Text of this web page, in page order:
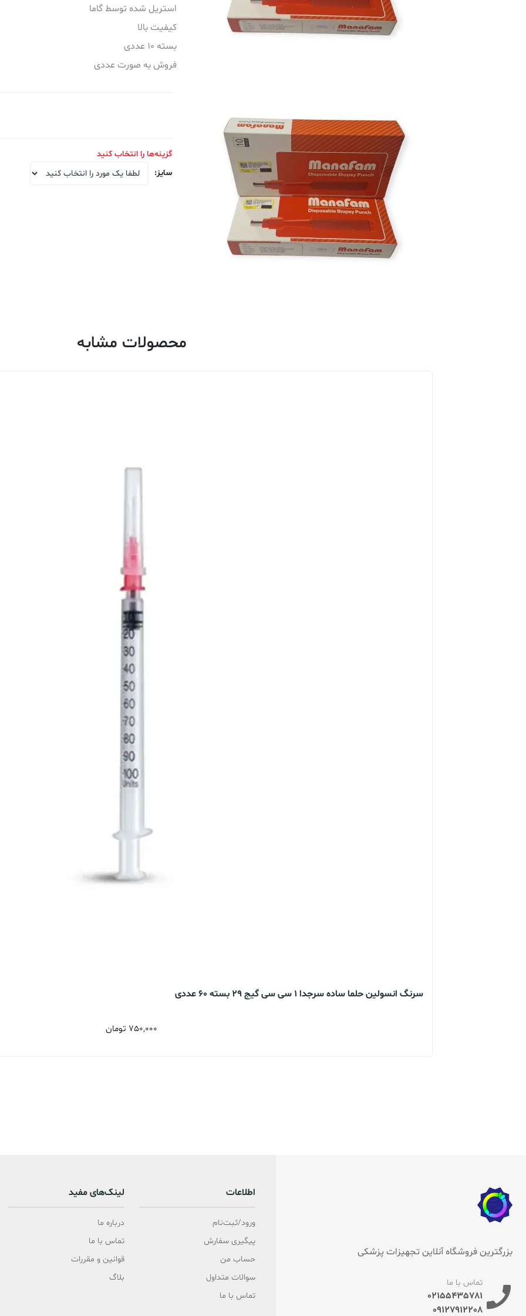
سایر محصولات
محصولات مصرفی زنان و زایمان
سایر محصولات
محصولات مصرفی زنان و زایمان
محصولات خانگی ، آرایشی و
بهداشتی
محصولات دندانپزشکی
استریل شده توسط گاما
کیفیت بالا
بسته 10 عددی
فروش به صورت عددی
گزینه‌ها را انتخاب کنید
سایز:
محصولات مشابه
سرنگ انسولین حلما ساده سرجدا 1 سی سی گیج 29 بسته 60 عددی
750,000 تومان
بزرگترین فروشگاه آنلاین تجهیزات پزشکی
تماس با ما
02155435781
09127912208
اطلاعات
ورود/ثبت‌نام
پیگیری سفارش
حساب من
سوالات متداول
تماس با ما
لینک‌های مفید
درباره ما
تماس با ما
قوانین و مقررات
بلاگ